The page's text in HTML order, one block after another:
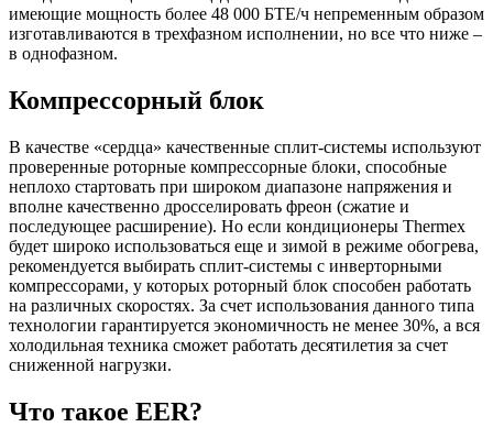
имеющие мощность более 48 000 БТЕ/ч непременным образом
изготавливаются в трехфазном исполнении, но все что ниже –
в однофазном.
Компрессорный блок
В качестве «сердца» качественные сплит-системы используют
проверенные роторные компрессорные блоки, способные
неплохо стартовать при широком диапазоне напряжения и
вполне качественно дросселировать фреон (сжатие и
последующее расширение). Но если кондиционеры Thermex
будет широко использоваться еще и зимой в режиме обогрева,
рекомендуется выбирать сплит-системы с инверторными
компрессорами, у которых роторный блок способен работать
на различных скоростях. За счет использования данного типа
технологии гарантируется экономичность не менее 30%, а вся
холодильная техника сможет работать десятилетия за счет
сниженной нагрузки.
Что такое EER?